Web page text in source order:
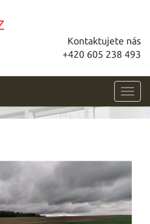
Kontaktujete nás
+420 605 238 493